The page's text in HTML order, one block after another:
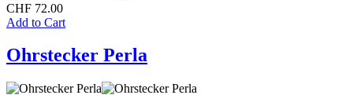
CHF 72.00
Add to Cart
Ohrstecker Perla